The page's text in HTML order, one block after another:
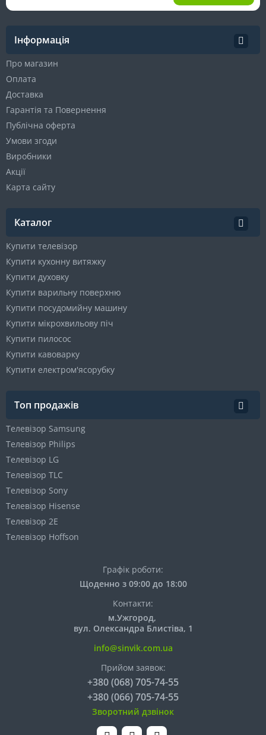
Інформація
Про магазин
Оплата
Доставка
Гарантія та Повернення
Публічна оферта
Умови згоди
Виробники
Акції
Карта сайту
Каталог
Купити телевізор
Купити кухонну витяжку
Купити духовку
Купити варильну поверхню
Купити посудомийну машину
Купити мікрохвильову піч
Купити пилосос
Купити кавоварку
Купити електром'ясорубку
Топ продажів
Телевізор Samsung
Телевізор Philips
Телевізор LG
Телевізор TLC
Телевізор Sony
Телевізор Hisense
Телевізор 2E
Телевізор Hoffson
Графік роботи:
Щоденно з 09:00 до 18:00
Контакти:
м.Ужгород,
вул. Олександра Блистіва, 1
info@sinvik.com.ua
Прийом заявок:
+380 (068) 705-74-55
+380 (066) 705-74-55
Зворотний дзвінок